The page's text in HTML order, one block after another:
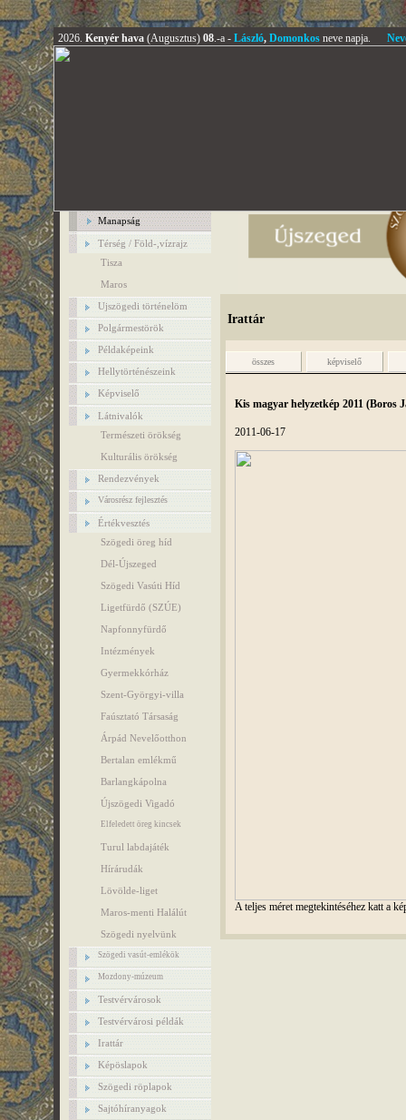
2026. Kenyér hava (Augusztus) 08.-a - László, Domonkosneve napja.
Manapság
Térség / Föld-,vízrajz
Tisza
Maros
Ujszögedi történelöm
Polgármestörök
Példaképeink
Hellytörténészeink
Képviselő
Látnivalók
Természeti örökség
Kulturális örökség
Rendezvények
Városrész fejlesztés
Értékvesztés
Szögedi öreg híd
Dél-Újszeged
Szögedi Vasúti Híd
Ligetfürdő (SZÚE)
Napfonnyfürdő
Intézmények
Gyermekkórház
Szent-Györgyi-villa
Faúsztató Társaság
Árpád Nevelőotthon
Bertalan emlékmű
Barlangkápolna
Újszögedi Vigadó
Elfeledett öreg kincsek
Turul labdajáték
Hírárudák
Lövölde-liget
Maros-menti Halálút
Szögedi nyelvünk
Szögedi vasút-emlékök
Mozdony-múzeum
Testvérvárosok
Testvérvárosi példák
Irattár
Képöslapok
Szögedi röplapok
Sajtóhíranyagok
Irattár
összes képviselő
Kis magyar helyzetkép 2011 (Boros
2011-06-17
A teljes méret megtekintéséhez katt a